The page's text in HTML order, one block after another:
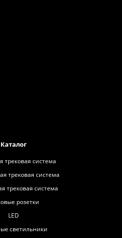
Каталог
трековая система
трековая система
трековая система
розетки
LED
светильники